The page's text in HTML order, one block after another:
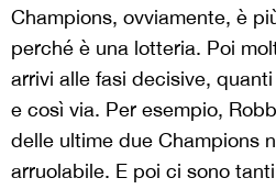
Champions, ovviamente, è
perché è una lotteria. Poi
arrivi alle fasi decisive,
e così via. Per esempio,
delle ultime due Champions
arruolabile. E poi ci sono